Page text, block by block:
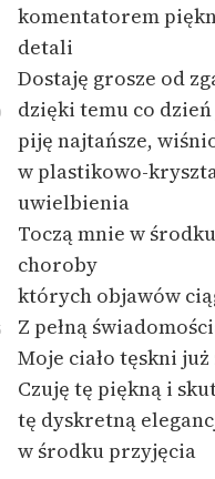
komentatorem
detali
Dostaję grosze od
dzięki temu co
piję najtańsze,
w plastikowo-
uwielbienia
Toczą mnie w
choroby
których objawów
Z pełną
Moje ciało tęskni
Czuję tę piękną i
tę dyskretną
w środku przyjęcia